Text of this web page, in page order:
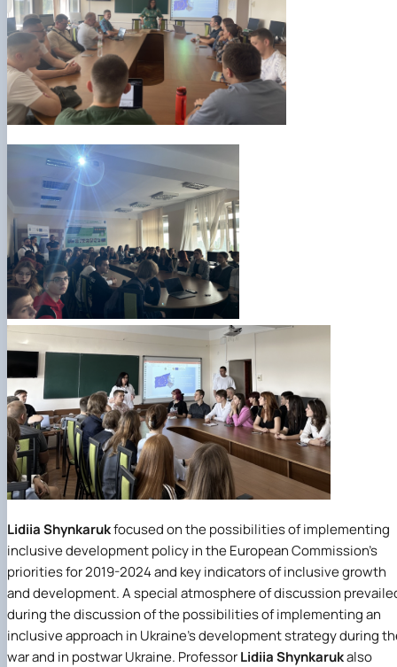
Lidiia Shynkarukfocused on the possibilities of implementing
inclusive development policy in the European Commission's
priorities for 2019-2024 and key indicators of inclusive growth
and development. A special atmosphere of discussion
during the discussion of the possibilities of implementing an
inclusive approach in Ukraine's development strategy during
war and in postwar Ukraine. ProfessorLidiia Shynkarukalso